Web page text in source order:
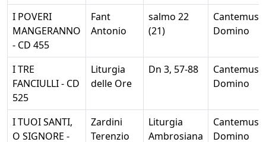
I POVERI
MANGERANNO
- CD 455
Fant
Antonio
salmo 22
(21)
Cantemus
Domino
I TRE
FANCIULLI - CD
525
Liturgia
delle Ore
Dn 3, 57-88
Cantemus
Domino
I TUOI SANTI,
O SIGNORE -
Zardini
Terenzio
Liturgia
Ambrosiana
Cantemus
Domino